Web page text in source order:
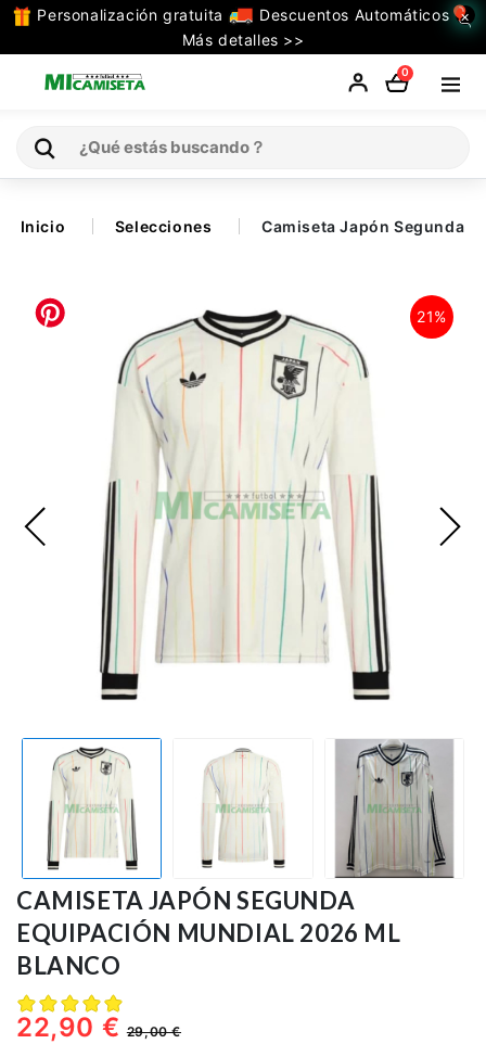
Personalización gratuita
Descuentos Automáticos
Más detalles >>
×
0
TODAS
LAS
CATEGORIAS
Retro
Premier League
Bundesliga
Otras Ligas
Jugadores
Inicio Selecciones Camiseta Japón Segunda
21%
CAMISETA JAPÓN SEGUNDA
EQUIPACIÓN MUNDIAL 2026 ML
BLANCO
22,90 €29,00 €